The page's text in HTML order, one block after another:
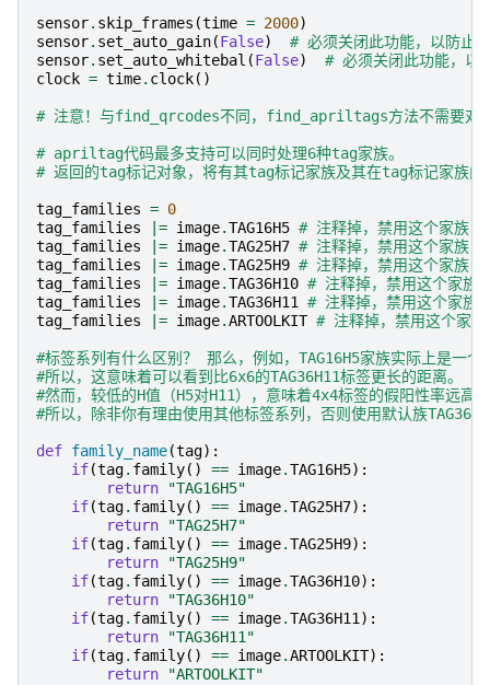
sensor. skip_frames (time = 2000)
sensor. set_auto_gain(False)
# 必须关闭此功能，以防止
sensor. set_auto_whitebal (False)
# 必须关闭此功能，以
clock = time. clock()
# 注意！与find_qrcodes不同，find_apriltags方法不需要对图
# apriltag代码最多支持可以同时处理6种tag家族。
# 返回的tag标记对象，将有其tag标记家族及其在tag标记家族
tag_families = 0
tag_families
|= image.TAG16H5 # 注释掉，禁用这个家族
tag_families
|= image.TAG25H7 # 注释掉，禁用这个家族
tag_families
|= image.TAG25H9 # 注释掉，禁用这个家族
tag_families
|= image.TAG36H10 # 注释掉，禁用这个家族
tag_families
|= image.TAG36H11
# 注释掉，禁用这个家族
tag_families
|= image.ARTOOLKIT # 注释掉，禁用这个家族
#标签系列有什么区别？ 那么，例如，TAG16H5家族实际上是一
#所以，这意味着可以看到比6x6的TAG36H11标签更长的距离。
#然而，较低的H值（H5对H11），意味着4x4标签的假阳性率远高
#所以，除非你有理由使用其他标签系列，否则使用默认族
def family_name(tag):
if(tag. family() == image.TAG16H5):
return
"TAG16H5"
if(tag. family() == image.TAG25H7):
return
"TAG25H7"
if(tag. family() == image.TAG25H9):
return
"TAG25H9"
if(tag. family() == image.TAG36H10):
return
"TAG36H10"
if(tag. family() == image.TAG36H11 ):
return
"TAG36H11"
if(tag. family() == image.ARTOOLKIT):
return
"ARTOOLKIT"